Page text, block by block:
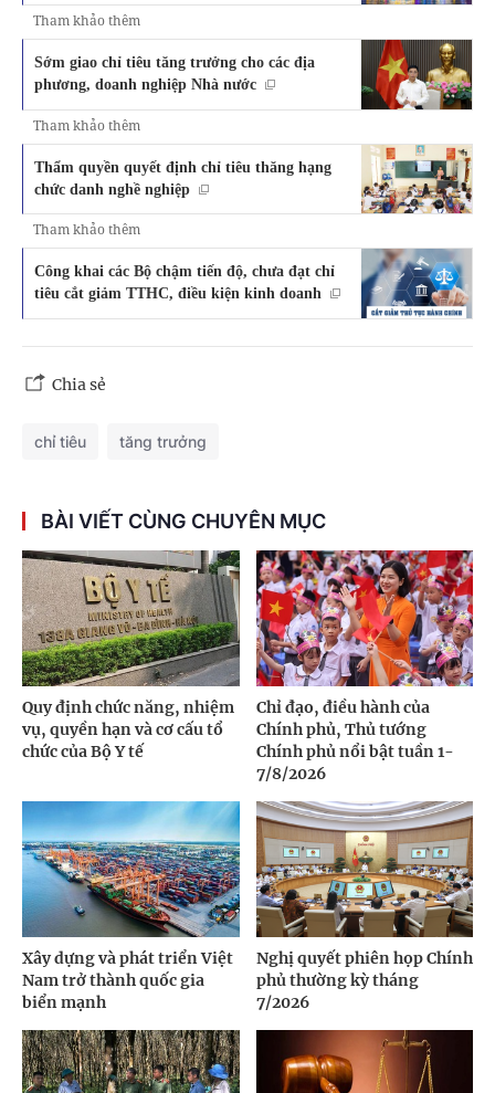
Tham khảo thêm
Sớm giao chỉ tiêu tăng trưởng cho các địa
phương, doanh nghiệp Nhà nước
Tham khảo thêm
Thẩm quyền quyết định chỉ tiêu thăng hạng
chức danh nghề nghiệp
Tham khảo thêm
Công khai các Bộ chậm tiến độ, chưa đạt chỉ
tiêu cắt giảm TTHC, điều kiện kinh doanh
Chia sẻ
chỉ tiêu tăng trưởng
BÀI VIẾT CÙNG CHUYÊN MỤC
Quy định chức năng, nhiệm
vụ, quyền hạn và cơ cấu tổ
chức của Bộ Y tế
Chỉ đạo, điều hành của
Chính phủ, Thủ tướng
Chính phủ nổi bật tuần 1-
7/8/2026
Xây dựng và phát triển Việt
Nam trở thành quốc gia
biển mạnh
Nghị quyết phiên họp Chính
phủ thường kỳ tháng
7/2026